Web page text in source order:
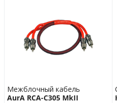
Межблочный кабель
AurA RCA-C305 MkII